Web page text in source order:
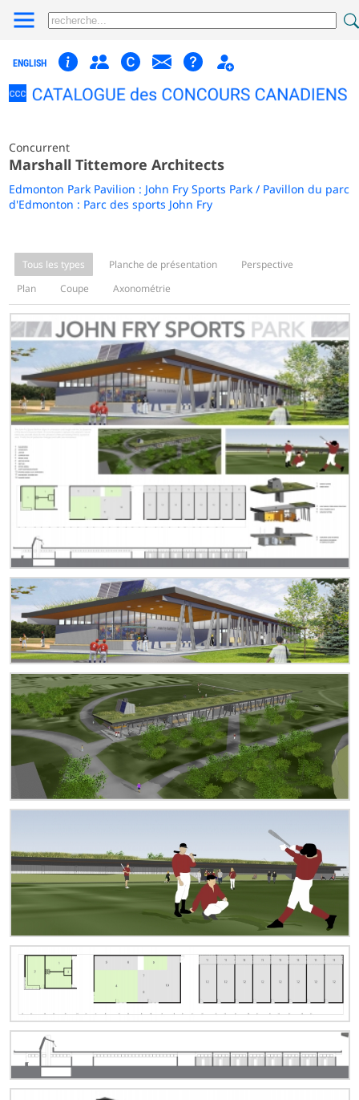
ENGLISH
Concurrent
Marshall Tittemore Architects
Edmonton Park Pavilion : John Fry Sports Park / Pavillon du parc
d'Edmonton : Parc des sports John Fry
Tous les types Planche de présentation
Perspective
Plan
Coupe Axonométrie